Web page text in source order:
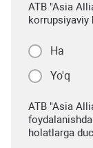
ATB "Asia
korrupsiyaviy
Ha
Yo'q
ATB "Asia
holatlarga